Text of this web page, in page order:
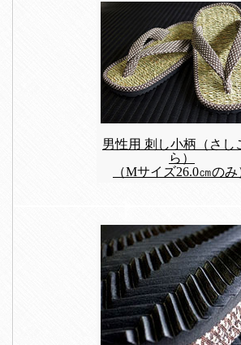
男性用 刺し小柄（さし
ら）
（Mサイズ26.0㎝のみ